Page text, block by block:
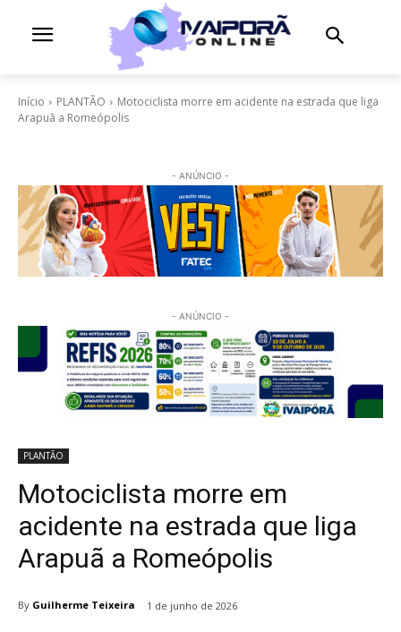
Início PLANTÃO
Motociclista morre em acidente na estrada que liga
Arapuã a Romeópolis
- ANÚNCIO -
- ANÚNCIO -
PLANTÃO
Motociclista morre em
acidente na estrada que liga
Arapuã a Romeópolis
By Guilherme Teixeira 1 de junho de 2026